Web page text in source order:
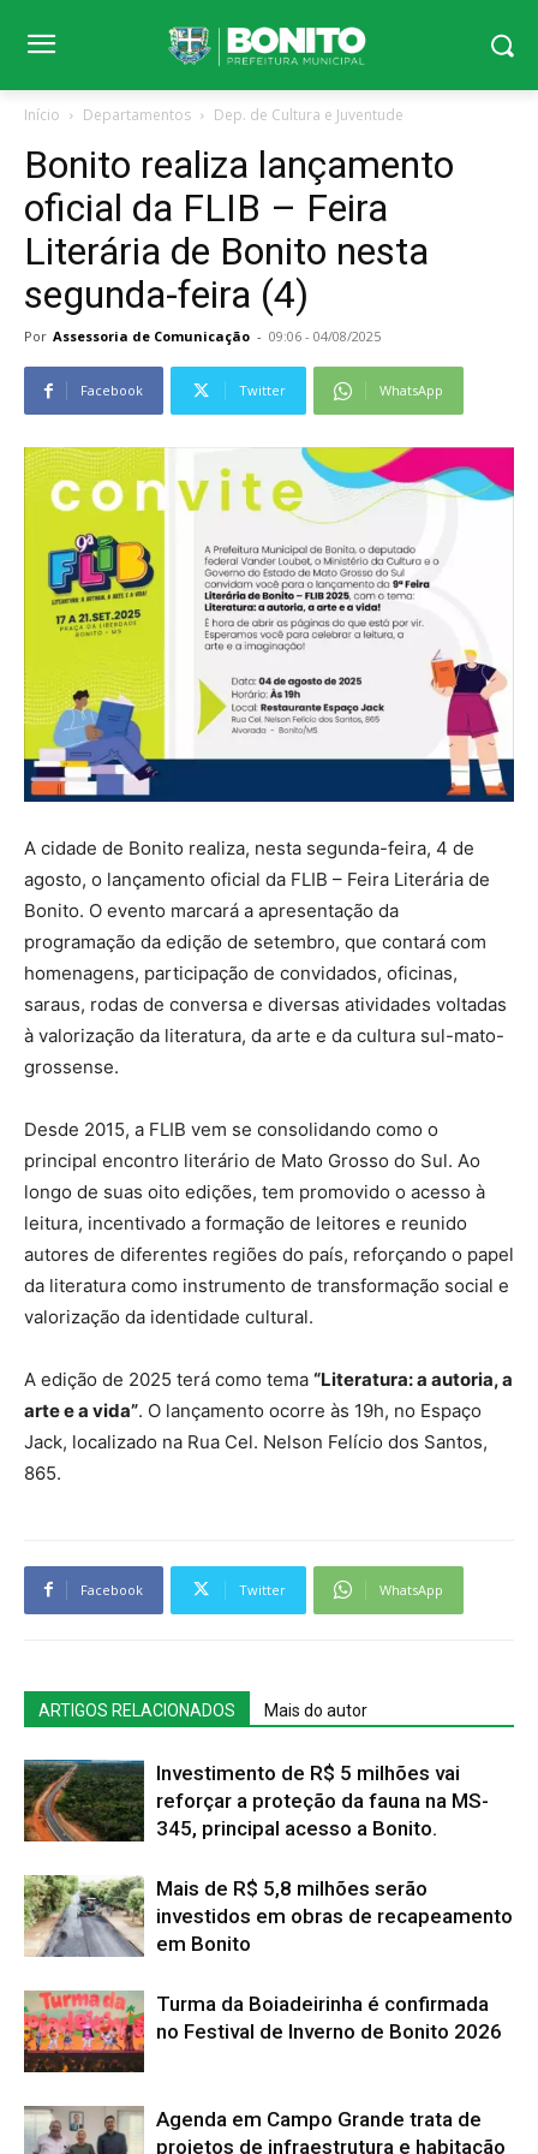
Início Departamentos Dep. de Cultura e Juventude
Bonito realiza lançamento
oficial da FLIB – Feira
Literária de Bonito nesta
segunda-feira (4)
Por Assessoria de Comunicação - 09:06 - 04/08/2025
Facebook Twitter WhatsApp
A cidade de Bonito realiza, nesta segunda-feira, 4 de
agosto, o lançamento oficial da FLIB – Feira Literária de
Bonito. O evento marcará a apresentação da
programação da edição de setembro, que contará com
homenagens, participação de convidados, oficinas,
saraus, rodas de conversa e diversas atividades voltadas
à valorização da literatura, da arte e da cultura sul-mato-
grossense.
Desde 2015, a FLIB vem se consolidando como o
principal encontro literário de Mato Grosso do Sul. Ao
longo de suas oito edições, tem promovido o acesso à
leitura, incentivado a formação de leitores e reunido
autores de diferentes regiões do país, reforçando o papel
da literatura como instrumento de transformação social e
valorização da identidade cultural.
A edição de 2025 terá como tema “Literatura: a autoria, a
arte e a vida”. O lançamento ocorre às 19h, no Espaço
Jack, localizado na Rua Cel. Nelson Felício dos Santos,
865.
Facebook Twitter WhatsApp
ARTIGOS RELACIONADOS Mais do autor
Investimento de R$ 5 milhões vai
reforçar a proteção da fauna na MS-
345, principal acesso a Bonito.
Mais de R$ 5,8 milhões serão
investidos em obras de recapeamento
em Bonito
Turma da Boiadeirinha é confirmada
no Festival de Inverno de Bonito 2026
Agenda em Campo Grande trata de
projetos de infraestrutura e habitação